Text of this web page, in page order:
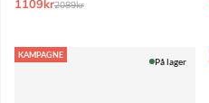
1109krNormalpris:
2089kr
KAMPAGNE
På lager